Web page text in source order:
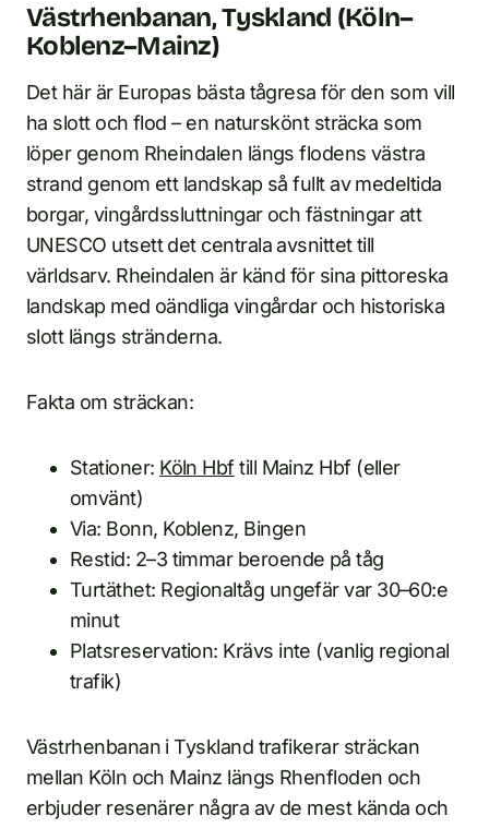
Västrhenbanan, Tyskland (Köln–
Koblenz–Mainz)
Det här är Europas bästa tågresa för den som vill
ha slott och flod – en naturskönt sträcka som
löper genom Rheindalen längs flodens västra
strand genom ett landskap så fullt av medeltida
borgar, vingårdssluttningar och fästningar att
UNESCO utsett det centrala avsnittet till
världsarv. Rheindalen är känd för sina pittoreska
landskap med oändliga vingårdar och historiska
slott längs stränderna.
Fakta om sträckan:
Stationer: Köln Hbftill Mainz Hbf (eller
omvänt)
Via: Bonn, Koblenz, Bingen
Restid: 2–3 timmar beroende på tåg
Turtäthet: Regionaltåg ungefär var 30–60:e
minut
Platsreservation: Krävs inte (vanlig regional
trafik)
Västrhenbanan i Tyskland trafikerar sträckan
mellan Köln och Mainz längs Rhenfloden och
erbjuder resenärer några av de mest kända och